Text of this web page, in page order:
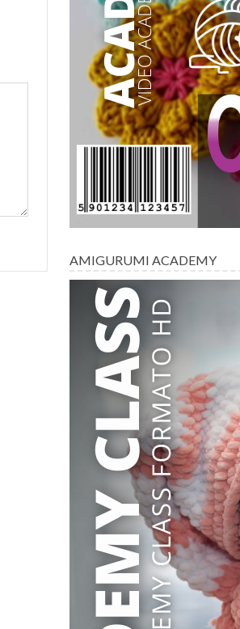
AMIGURUMI ACADEMY